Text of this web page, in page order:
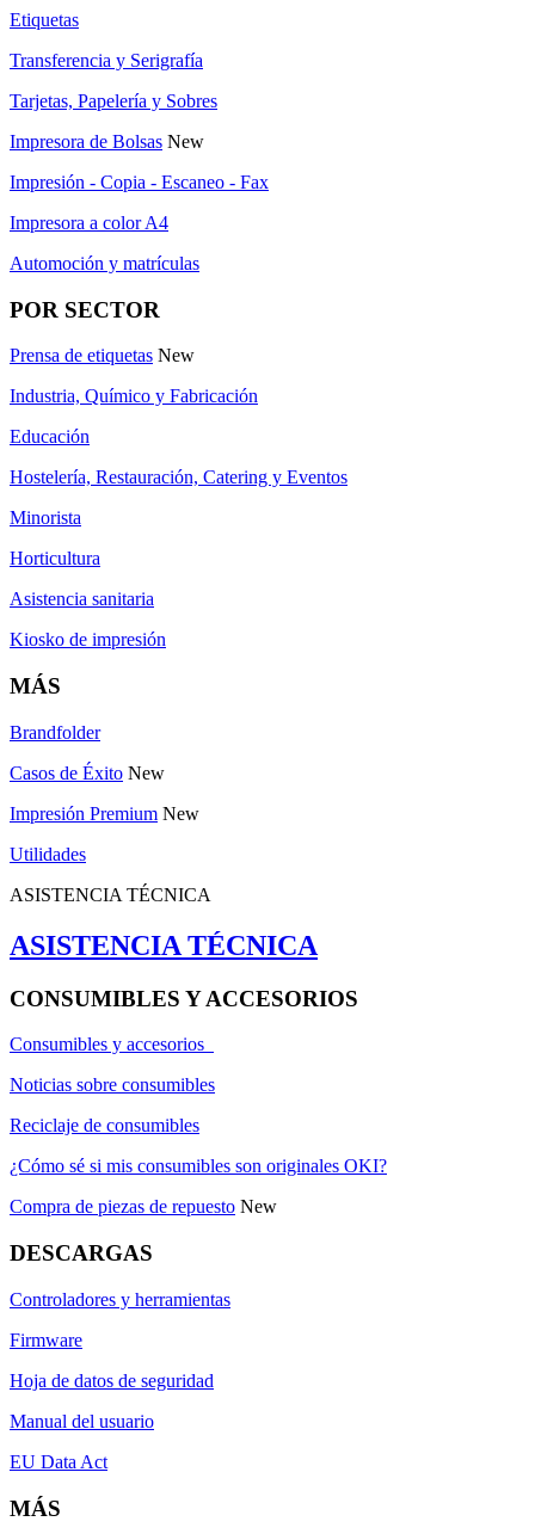
Etiquetas
Transferencia y Serigrafía
Tarjetas, Papelería y Sobres
Impresora de Bolsas New
Impresión - Copia - Escaneo - Fax
Impresora a color A4
Automoción y matrículas
POR SECTOR
Prensa de etiquetas New
Industria, Químico y Fabricación
Educación
Hostelería, Restauración, Catering y Eventos
Minorista
Horticultura
Asistencia sanitaria
Kiosko de impresión
MÁS
Brandfolder
Casos de Éxito New
Impresión Premium New
Utilidades
ASISTENCIA TÉCNICA
ASISTENCIA TÉCNICA
CONSUMIBLES Y ACCESORIOS
Consumibles y accesorios
Noticias sobre consumibles
Reciclaje de consumibles
¿Cómo sé si mis consumibles son originales OKI?
Compra de piezas de repuesto New
DESCARGAS
Controladores y herramientas
Firmware
Hoja de datos de seguridad
Manual del usuario
EU Data Act
MÁS